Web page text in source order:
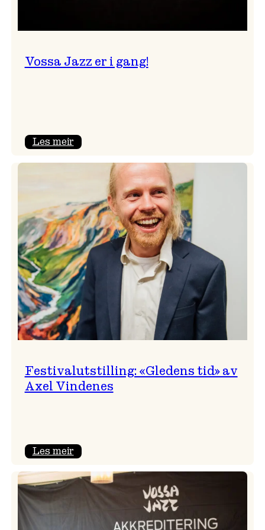
Vossa Jazz er i gang!
Les meir:
gang!
Festivalutstilling: «Gledens tid» av
Axel Vindenes
Les meir:
«Gledens